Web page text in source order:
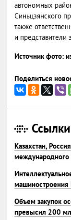
автономных
Синьцзянского
также
и представители
Источник фото:
Поделиться
Казахстан,
международного
машиностроения
Объем закупок
превысил 200